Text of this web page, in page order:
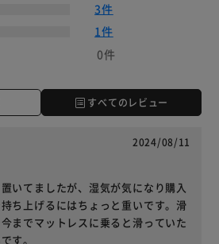
3件
1件
0件
すべてのレビュー
2024/08/11
いてましたが、湿気が気になり購入
ち上げるにはちょっと重いです。滑
までマットレスに乗ると滑っていた
す。